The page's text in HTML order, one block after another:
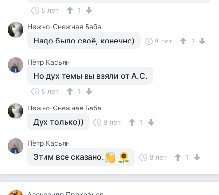
8 лет
1
Нежно-Снежная Баба
Надо было своё, конечно) 8 лет 1
Пётр Касьян
Но дух темы вы взяли от А.С.
8 лет
1
Нежно-Снежная Баба
Дух только)) 8 лет 1
Пётр Касьян
Этим все сказано. 8 лет 1